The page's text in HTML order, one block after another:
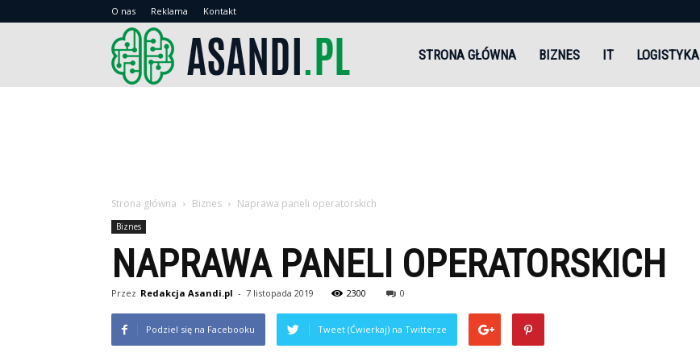
O nas Reklama Kontakt
STRONA GŁÓWNA BIZNES IT LOGISTYKA
Strona główna Biznes Naprawa paneli operatorskich
Biznes
NAPRAWA PANELI OPERATORSKICH
Przez Redakcja Asandi.pl - 7 listopada 2019 2300 0
Podziel się na Facebooku Tweet (Ćwierkaj) na Twitterze